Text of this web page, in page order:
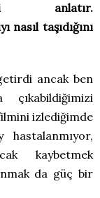
anlatır.
nasıl taşıdığını
ancak ben
izlediğimde
kaybetmek
da güç bir